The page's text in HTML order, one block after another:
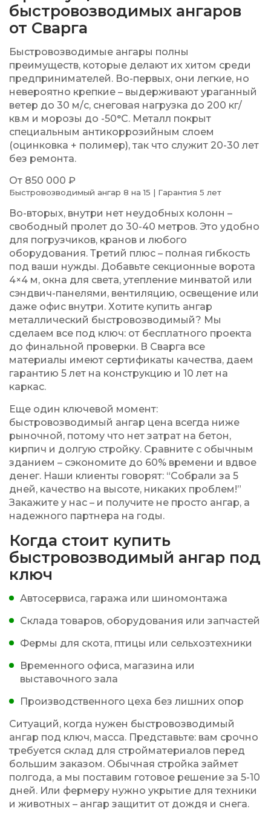
быстровозводимых ангаров
от Сварга
Быстровозводимые ангары полны
преимуществ, которые делают их хитом среди
предпринимателей. Во-первых, они легкие, но
невероятно крепкие – выдерживают ураганный
ветер до 30 м/с, снеговая нагрузка до 200 кг/
кв.м и морозы до -50°C. Металл покрыт
специальным антикоррозийным слоем
(оцинковка + полимер), так что служит 20-30 лет
без ремонта.
От 850 000 ₽
Быстровозводимый ангар 8 на 15 | Гарантия 5 лет
Во-вторых, внутри нет неудобных колонн –
свободный пролет до 30-40 метров. Это удобно
для погрузчиков, кранов и любого
оборудования. Третий плюс – полная гибкость
под ваши нужды. Добавьте секционные ворота
4×4 м, окна для света, утепление минватой или
сэндвич-панелями, вентиляцию, освещение или
даже офис внутри. Хотите купить ангар
металлический быстровозводимый? Мы
сделаем все под ключ: от бесплатного проекта
до финальной проверки. В Сварга все
материалы имеют сертификаты качества, даем
гарантию 5 лет на конструкцию и 10 лет на
каркас.
Еще один ключевой момент:
быстровозводимый ангар цена всегда ниже
рыночной, потому что нет затрат на бетон,
кирпич и долгую стройку. Сравните с обычным
зданием – сэкономите до 60% времени и вдвое
денег. Наши клиенты говорят: “Собрали за 5
дней, качество на высоте, никаких проблем!”
Закажите у нас – и получите не просто ангар, а
надежного партнера на годы.
Когда стоит купить
быстровозводимый ангар под
ключ
Автосервиса, гаража или шиномонтажа
Склада товаров, оборудования или запчастей
Фермы для скота, птицы или сельхозтехники
Временного офиса, магазина или
выставочного зала
Производственного цеха без лишних опор
Ситуаций, когда нужен быстровозводимый
ангар под ключ, масса. Представьте: вам срочно
требуется склад для стройматериалов перед
большим заказом. Обычная стройка займет
полгода, а мы поставим готовое решение за 5-10
дней. Или фермеру нужно укрытие для техники
и животных – ангар защитит от дождя и снега.